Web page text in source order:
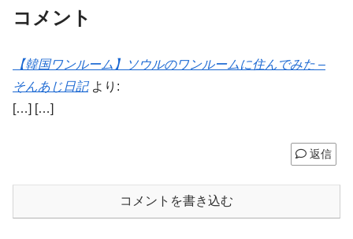
コメント
【韓国ワンルーム】ソウルのワンルームに住んでみた –
そんあじ日記 より:
[…] […]
返信
コメントを書き込む